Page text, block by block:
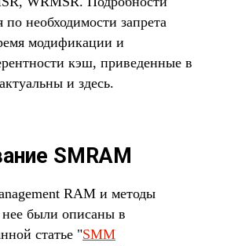
необходимости запрета
модификации и
кэш, приведенные в
и здесь.
SMRAM
RAM и методы
были описаны в
статье "SMM